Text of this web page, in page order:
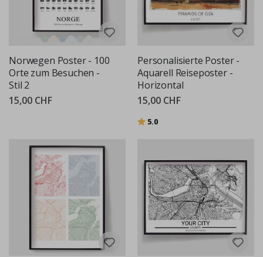
Norwegen Poster - 100
Orte zum Besuchen -
Stil 2
15,00 CHF
Personalisierte Poster -
Aquarell Reiseposter -
Horizontal
15,00 CHF
Bewertung:
5.0